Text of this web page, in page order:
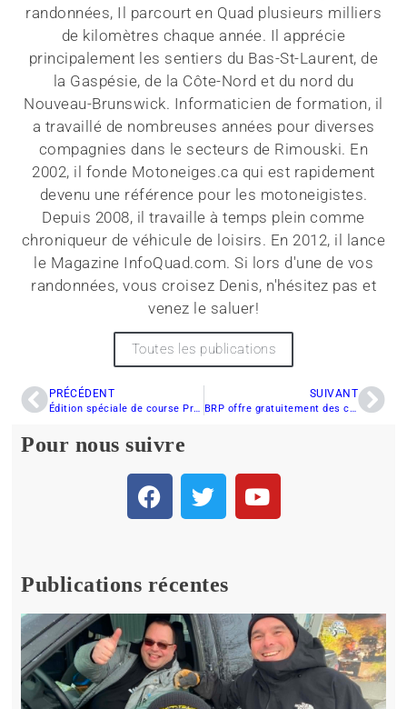
randonnées, Il parcourt en Quad plusieurs milliers
de kilomètres chaque année. Il apprécie
principalement les sentiers du Bas-St-Laurent, de
la Gaspésie, de la Côte-Nord et du nord du
Nouveau-Brunswick. Informaticien de formation, il
a travaillé de nombreuses années pour diverses
compagnies dans le secteurs de Rimouski. En
2002, il fonde Motoneiges.ca qui est rapidement
devenu une référence pour les motoneigistes.
Depuis 2008, il travaille à temps plein comme
chroniqueur de véhicule de loisirs. En 2012, il lance
le Magazine InfoQuad.com. Si lors d'une de vos
randonnées, vous croisez Denis, n'hésitez pas et
venez le saluer!
Toutes les publications
PRÉCÉDENT
Édition spéciale de course Procross F800 Tucker Hibbert!!!!
SUIVANT
BRP offre gratuitement des cours de sensibilisation aux Avalanches au Canada et aux États-Unis
Pour nous suivre
Publications récentes